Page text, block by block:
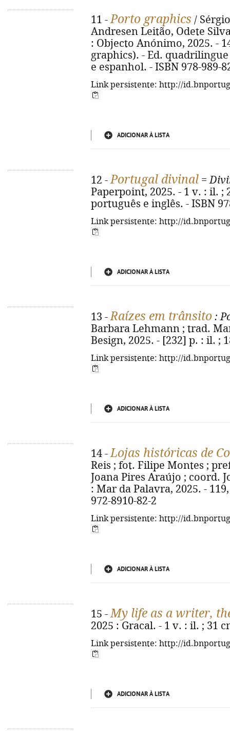
11 -Porto graphics /
Andresen Leitão, Odete
: Objecto Anónimo, 2025. -
graphics). - Ed.
e espanhol. - ISBN 978-989-
Link persistente: http://
ADICIONAR À LISTA
12 -Portugal divinal =
Paperpoint, 2025. - 1 v. : il. ;
português e inglês. - ISBN
Link persistente: http://
ADICIONAR À LISTA
13 -Raízes em trânsito :
Barbara Lehmann ; trad.
Besign, 2025. - [232] p. : il. ;
Link persistente: http://
ADICIONAR À LISTA
14 -Lojas históricas de
Reis ; fot. Filipe Montes ;
Joana Pires Araújo ; coord.
: Mar da Palavra, 2025. -
972-8910-82-2
Link persistente: http://
ADICIONAR À LISTA
15 -My life as a writer,
2025 : Gracal. - 1 v. : il. ; 31
Link persistente: http://
ADICIONAR À LISTA